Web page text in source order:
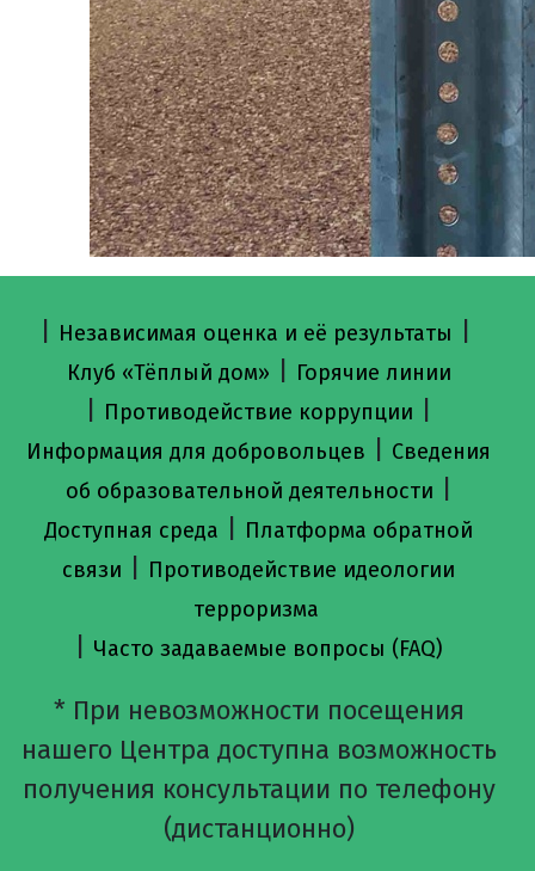
Независимая оценка и её результаты
Клуб «Тёплый дом» Горячие линии
Противодействие коррупции
Информация для добровольцев
Сведения
об образовательной деятельности
Доступная среда
Платформа обратной
связи
Противодействие идеологии
терроризма
Часто задаваемые вопросы (FAQ)
* При невозможности посещения
нашего Центра доступна возможность
получения консультации по телефону
(дистанционно)